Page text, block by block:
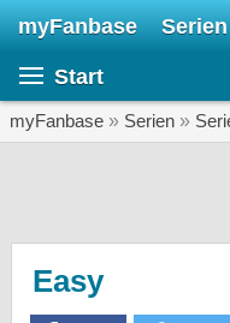
myFanbase Serien
Start
myFanbase » Serien »
Easy